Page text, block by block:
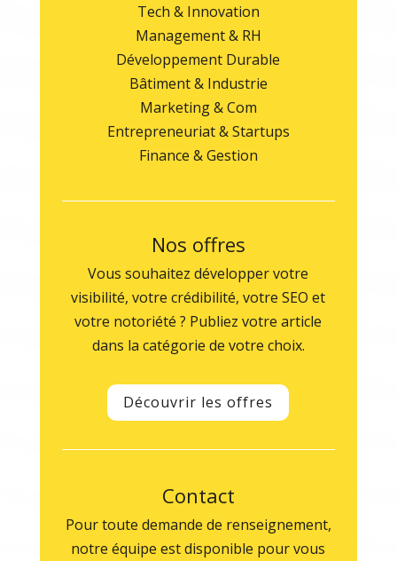
Tech & Innovation
Management & RH
Développement Durable
Bâtiment & Industrie
Marketing & Com
Entrepreneuriat & Startups
Finance & Gestion
Nos offres
Vous souhaitez développer votre
visibilité, votre crédibilité, votre SEO et
votre notoriété ? Publiez votre article
dans la catégorie de votre choix.
Découvrir les offres
Contact
Pour toute demande de renseignement,
notre équipe est disponible pour vous